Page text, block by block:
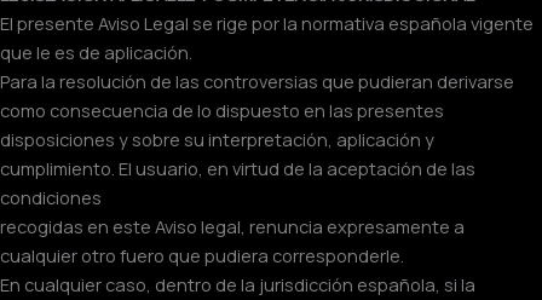
El presente Aviso Legal se rige por la normativa española vigente
que le es de aplicación.
Para la resolución de las controversias que pudieran derivarse
como consecuencia de lo dispuesto en las presentes
disposiciones y sobre su interpretación, aplicación y
cumplimiento. El usuario, en virtud de la aceptación de las
condiciones
recogidas en este Aviso legal, renuncia expresamente a
cualquier otro fuero que pudiera corresponderle.
En cualquier caso, dentro de la jurisdicción española, si la